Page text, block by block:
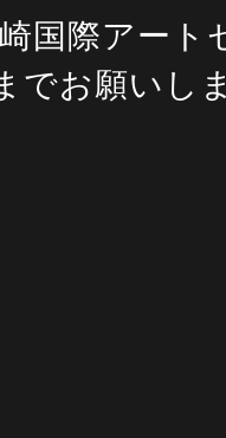
国際アート
までお願い